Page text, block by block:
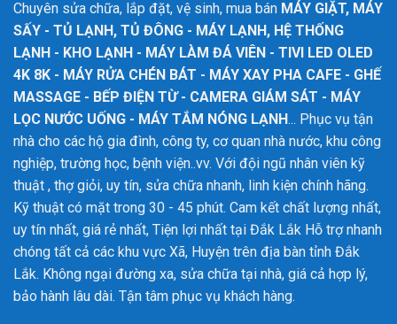
Chuyên sửa chữa, lắp đặt, vệ sinh, mua bán MÁY GIẶT, MÁY
SẤY - TỦ LẠNH, TỦ ĐÔNG - MÁY LẠNH, HỆ THỐNG
LẠNH - KHO LẠNH - MÁY LÀM ĐÁ VIÊN - TIVI LED OLED
4K 8K - MÁY RỬA CHÉN BÁT - MÁY XAY PHA CAFE - GHẾ
MASSAGE - BẾP ĐIỆN TỪ - CAMERA GIÁM SÁT - MÁY
LỌC NƯỚC UỐNG - MÁY TẮM NÓNG LẠNH... Phục vụ tận
nhà cho các hộ gia đình, công ty, cơ quan nhà nước, khu công
nghiệp, trường học, bệnh viện..vv. Với đội ngũ nhân viên kỹ
thuật , thợ giỏi, uy tín, sửa chữa nhanh, linh kiện chính hãng.
Kỹ thuật có mặt trong 30 - 45 phút. Cam kết chất lượng nhất,
uy tín nhất, giá rẻ nhất, Tiện lợi nhất tại Đắk Lắk Hỗ trợ nhanh
chóng tất cả các khu vực Xã, Huyện trên địa bàn tỉnh Đắk
Lắk. Không ngại đường xa, sửa chữa tại nhà, giá cả hợp lý,
bảo hành lâu dài. Tận tâm phục vụ khách hàng.